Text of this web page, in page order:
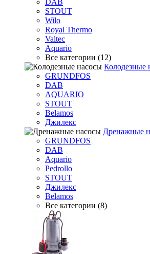
DAB
STOUT
Wilo
Royal Thermo
Valtec
Aquario
Все категории (12)
Колодезные
GRUNDFOS
DAB
AQUARIO
STOUT
Belamos
Джилекс
Дренажные
GRUNDFOS
DAB
Aquario
Pedrollo
STOUT
Джилекс
Belamos
Все категории (8)